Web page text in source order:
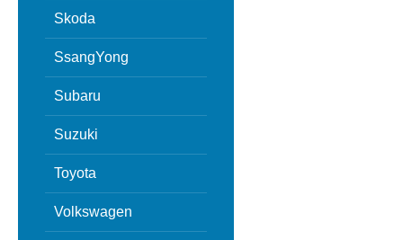
Skoda
SsangYong
Subaru
Suzuki
Toyota
Volkswagen